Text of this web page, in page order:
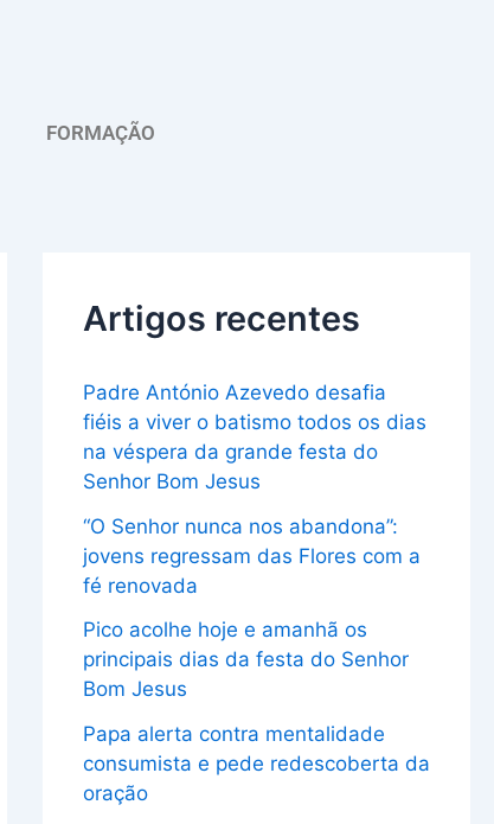
FORMAÇÃO
Artigos recentes
Padre António Azevedo desafia
fiéis a viver o batismo todos os dias
na véspera da grande festa do
Senhor Bom Jesus
“O Senhor nunca nos abandona”:
jovens regressam das Flores com a
fé renovada
Pico acolhe hoje e amanhã os
principais dias da festa do Senhor
Bom Jesus
Papa alerta contra mentalidade
consumista e pede redescoberta da
oração
u